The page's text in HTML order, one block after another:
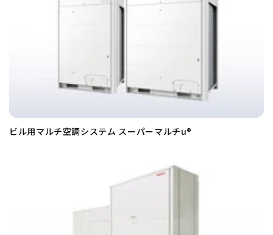
ビル用マルチ空調システム スーパーマルチu®